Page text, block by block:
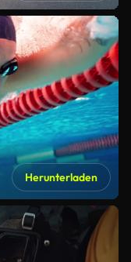
Herunterladen